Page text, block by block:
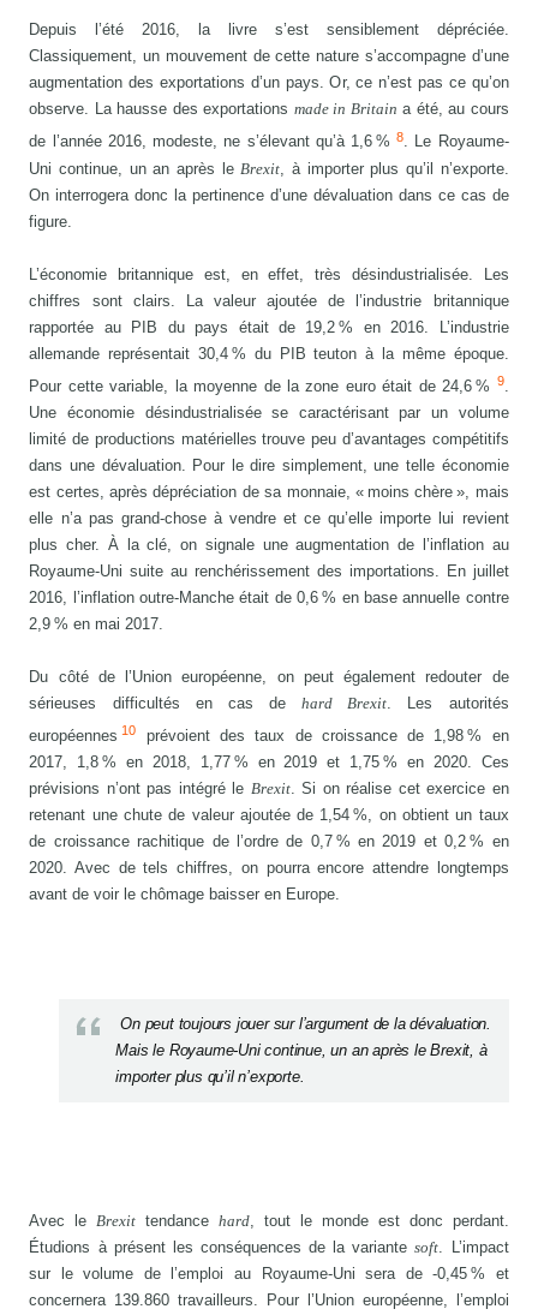
Depuis l’été 2016, la livre s’est sensiblement dépréciée.
Classiquement, un mouvement de cette nature s’accompagne d’une
augmentation des exportations d’un pays. Or, ce n’est pas ce qu’on
observe. La hausse des exportations made in Britain a été, au cours
de l’année 2016, modeste, ne s’élevant qu’à 1,6 % 8. Le Royaume-
Uni continue, un an après le Brexit , à importer plus qu’il n’exporte.
On interrogera donc la pertinence d’une dévaluation dans ce cas de
figure.
L’économie britannique est, en effet, très désindustrialisée. Les
chiffres sont clairs. La valeur ajoutée de l’industrie britannique
rapportée au PIB du pays était de 19,2 % en 2016. L’industrie
allemande représentait 30,4 % du PIB teuton à la même époque.
Pour cette variable, la moyenne de la zone euro était de 24,6 % 9.
Une économie désindustrialisée se caractérisant par un volume
limité de productions matérielles trouve peu d’avantages compétitifs
dans une dévaluation. Pour le dire simplement, une telle économie
est certes, après dépréciation de sa monnaie, « moins chère », mais
elle n’a pas grand-chose à vendre et ce qu’elle importe lui revient
plus cher. À la clé, on signale une augmentation de l’inflation au
Royaume-Uni suite au renchérissement des importations. En juillet
2016, l’inflation outre-Manche était de 0,6 % en base annuelle contre
2,9 % en mai 2017.
Du côté de l’Union européenne, on peut également redouter de
sérieuses difficultés en cas dehard Brexit. Les autorités
européennes10
prévoient des taux de croissance de 1,98 % en
2017, 1,8 % en 2018, 1,77 % en 2019 et 1,75 % en 2020. Ces
prévisions n’ont pas intégré le Brexit. Si on réalise cet exercice en
retenant une chute de valeur ajoutée de 1,54 %, on obtient un taux
de croissance rachitique de l’ordre de 0,7 % en 2019 et 0,2 % en
2020. Avec de tels chiffres, on pourra encore attendre longtemps
avant de voir le chômage baisser en Europe.
On peut toujours jouer sur l’argument de la dévaluation.
Mais le Royaume-Uni continue, un an après le Brexit, à
importer plus qu’il n’exporte.
Avec leBrexit tendancehard, tout le monde est donc perdant.
Étudions à présent les conséquences de la variantesoft. L’impact
sur le volume de l’emploi au Royaume-Uni sera de -0,45 % et
concernera 139.860 travailleurs. Pour l’Union européenne, l’emploi